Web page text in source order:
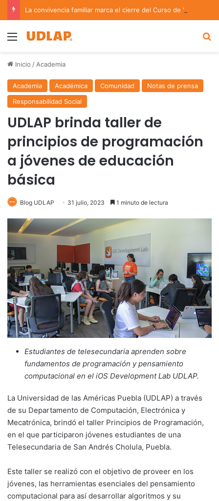
Menu
Inicio / Academia
Academia Académica Comunidad
Notas de prensa
Responsabilidad Social
UDLAP brinda taller de
principios de programación
a jóvenes de educación
básica
Blog UDLAP 31 julio, 2023 1 minuto de lectura
Estudiantes de telesecundaria aprenden sobre
fundamentos de programación y pensamiento
computacional en el iOS Development Lab UDLAP.
La Universidad de las Américas Puebla (UDLAP) a través
de su Departamento de Computación, Electrónica y
Mecatrónica, brindó el taller Principios de Programación,
en el que participaron jóvenes estudiantes de una
Telesecundaria de San Andrés Cholula, Puebla.
Este taller se realizó con el objetivo de proveer en los
jóvenes, las herramientas esenciales del pensamiento
computacional para así desarrollar algoritmos y su